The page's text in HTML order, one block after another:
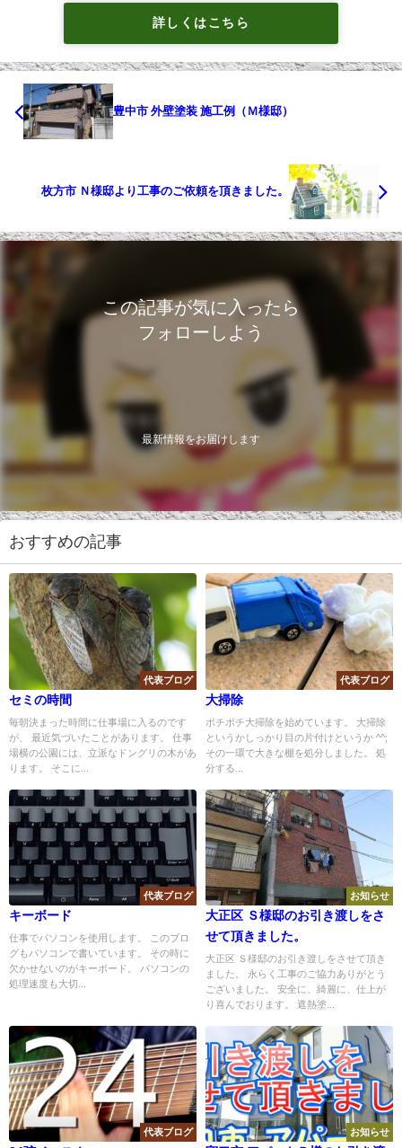
詳しくはこちら
豊中市 外壁塗装 施工例（Ｍ様邸）
枚方市 Ｎ様邸より工事のご依頼を頂きました。
この記事が気に入ったら
フォローしよう
最新情報をお届けします
おすすめの記事
代表ブログ
セミの時間
毎朝決まった時間に仕事場に入るのです
が、 最近気づいたことがあります。 仕事
場横の公園には、立派なドングリの木があ
ります。 そこに...
代表ブログ
大掃除
ボチボチ大掃除を始めています。 大掃除
というかしっかり目の片付けというか ^^;
その一環で大きな棚を処分しました。 処
分する...
代表ブログ
キーボード
仕事でパソコンを使用します。 このブロ
グもパソコンで書いています。 その時に
欠かせないのがキーボード。 パソコンの
処理速度も大切...
お知らせ
大正区 Ｓ様邸のお引き渡しをさ
せて頂きました。
大正区 Ｓ様邸のお引き渡しをさせて頂き
ました。 永らく工事のご協力ありがとう
ございました。 安全に、綺麗に、仕上が
り喜んでおります。 遮熱塗...
代表ブログ お知らせ